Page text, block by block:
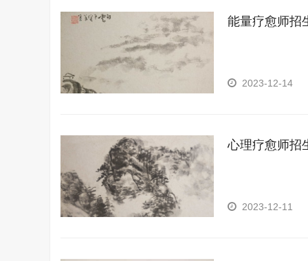
能量疗愈师招
2023-12-14
心理疗愈师招
2023-12-11